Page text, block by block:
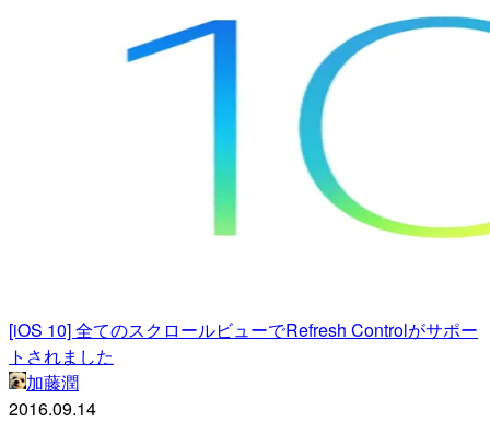
[iOS 10] 全てのスクロールビューでRefresh Controlがサポー
トされました
加藤潤
2016.09.14